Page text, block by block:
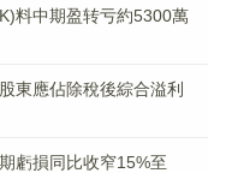
料中期盈转亏約5300萬
東應佔除稅後綜合溢利
虧損同比收窄15%至